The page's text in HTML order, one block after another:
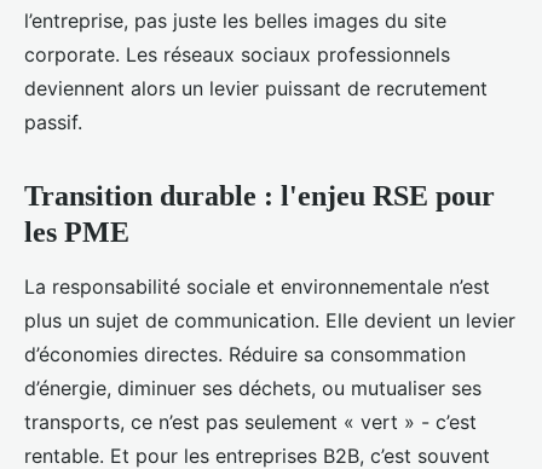
l’entreprise, pas juste les belles images du site
corporate. Les réseaux sociaux professionnels
deviennent alors un levier puissant de recrutement
passif.
Transition durable : l'enjeu RSE pour
les PME
La responsabilité sociale et environnementale n’est
plus un sujet de communication. Elle devient un levier
d’économies directes. Réduire sa consommation
d’énergie, diminuer ses déchets, ou mutualiser ses
transports, ce n’est pas seulement « vert » - c’est
rentable. Et pour les entreprises B2B, c’est souvent